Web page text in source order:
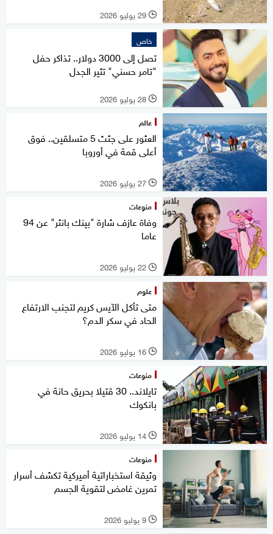
l 29 يوليو 2026
خاص
تصل إلى 3000 دولار.. تذاكر حفل
"تامر حسني" تثير الجدل
l 28 يوليو 2026
عالم
العثور على جثث 5 متسلقين.. فوق
أعلى قمة في أوروبا
l 27 يوليو 2026
منوعات
وفاة عازف شارة "بينك بانثر" عن 94
عاما
l 22 يوليو 2026
علوم
متى تأكل الآيس كريم لتجنب الارتفاع
الحاد في سكر الدم؟
l 16 يوليو 2026
منوعات
تايلاند.. 30 قتيلا بحريق حانة في
بانكوك
l 14 يوليو 2026
منوعات
وثيقة استخباراتية أميركية تكشف أسرار
تمرين غامض لتقوية الجسم
l 9 يوليو 2026